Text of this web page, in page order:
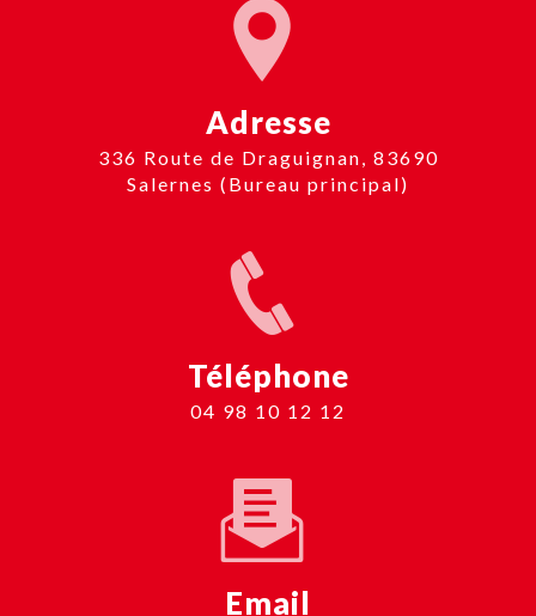
Adresse
336 Route de Draguignan, 83690
Salernes (Bureau principal)
Téléphone
04 98 10 12 12
Email